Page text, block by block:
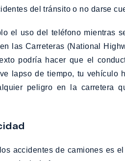
del tránsito o no darse
el uso del teléfono mientras
las Carreteras (National
podría hacer que el
lapso de tiempo, tu vehículo
peligro en la carretera
accidentes de camiones es